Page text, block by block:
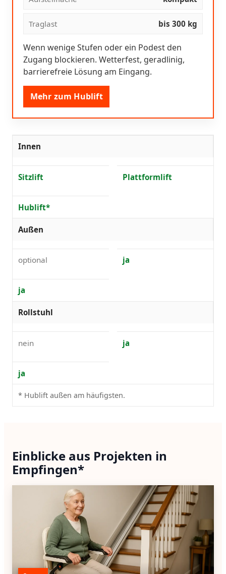
Traglast bis 300 kg
Wenn wenige Stufen oder ein Podest den
Zugang blockieren. Wetterfest, geradlinig,
barrierefreie Lösung am Eingang.
Mehr zum Hublift
Innen
Sitzlift Plattformlift
Hublift*
Außen
optional ja
ja
Rollstuhl
nein ja
ja
* Hublift außen am häufigsten.
Einblicke aus Projekten in
Empfingen*